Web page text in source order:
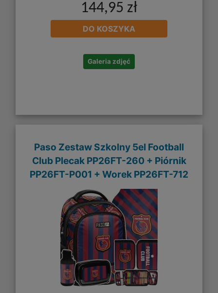
144,95 zł
DO KOSZYKA
Galeria zdjęć
Paso Zestaw Szkolny 5el Football
Club Plecak PP26FT-260 + Piórnik
PP26FT-P001 + Worek PP26FT-712